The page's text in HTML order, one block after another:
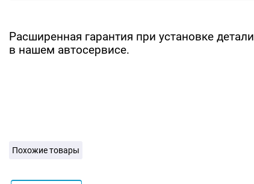
Расширенная гарантия при установке детали
в нашем автосервисе.
Похожие товары